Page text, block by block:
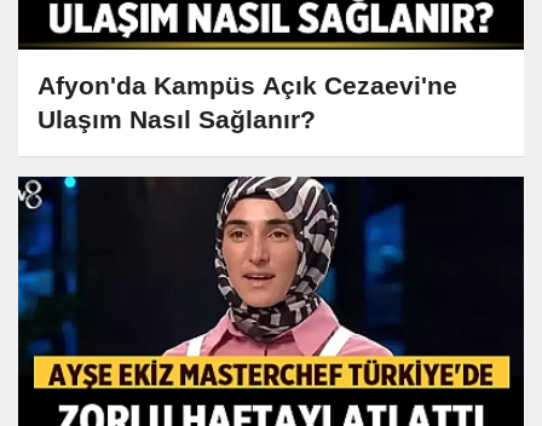
Afyon'da Kampüs Açık Cezaevi'ne
Ulaşım Nasıl Sağlanır?